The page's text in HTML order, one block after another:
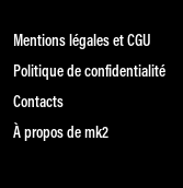
Mentions légales et CGU
Politique de confidentialité
Contacts
À propos de mk2